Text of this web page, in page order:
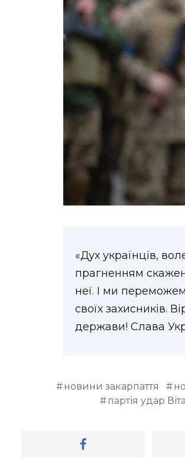
«Дух українців,
прагненням
неї. І ми
своїх захисників.
держави! Слава
новини закарпаття
партія удар